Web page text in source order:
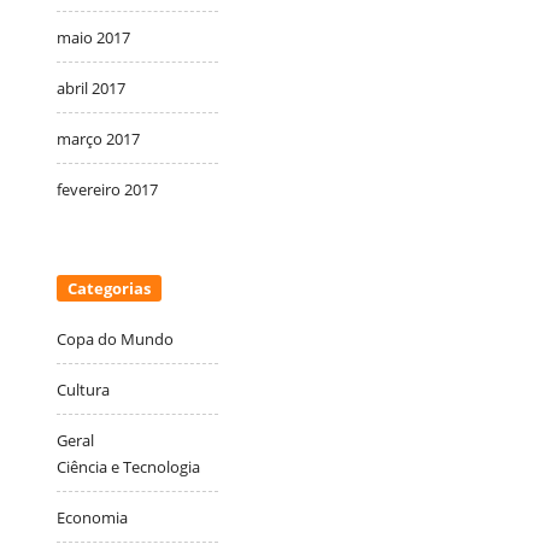
maio 2017
abril 2017
março 2017
fevereiro 2017
Categorias
Copa do Mundo
Cultura
Geral
Ciência e Tecnologia
Economia